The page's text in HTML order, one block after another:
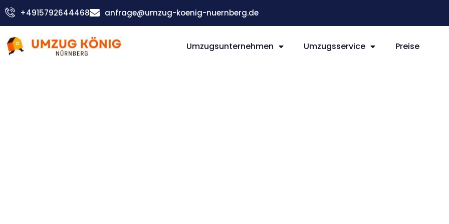
Zum
Inhalt
+4915792644468 anfrage@umzug-koenig-nuernberg.de
Umzugsunternehmen Umzugsservice Preise